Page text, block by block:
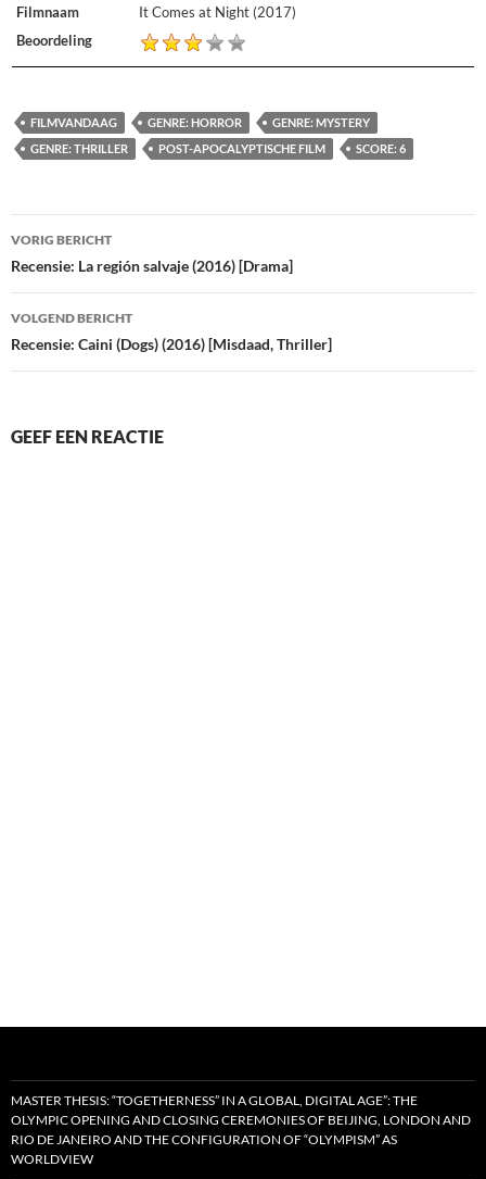
Filmnaam
It Comes at Night (2017)
Beoordeling
FILMVANDAAG GENRE: HORROR
GENRE: MYSTERY
GENRE: THRILLER
POST-APOCALYPTISCHE FILM SCORE: 6
Bericht
navigatie
VORIG BERICHT
Recensie: La región salvaje (2016) [Drama]
VOLGEND BERICHT
Recensie: Caini (Dogs) (2016) [Misdaad, Thriller]
GEEF EEN REACTIE
MASTER THESIS: “TOGETHERNESS” IN A GLOBAL, DIGITAL AGE”: THE
OLYMPIC OPENING AND CLOSING CEREMONIES OF BEIJING, LONDON AND
RIO DE JANEIRO AND THE CONFIGURATION OF “OLYMPISM” AS
WORLDVIEW